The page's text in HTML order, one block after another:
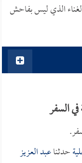
الذي ليس بفاحش
السفر
حدثناعبد العزيز